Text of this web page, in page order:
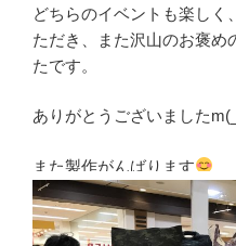
どちらのイベントも楽しく
ただき、また沢山のお褒め
たです。
ありがとうございました
また製作がんばります